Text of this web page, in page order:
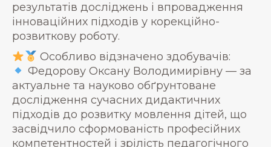
результатів досліджень і впровадження
інноваційних підходів у корекційно-
розвиткову роботу.
Особливо відзначено здобувачів:
Федорову Оксану Володимирівну — за
актуальне та науково обґрунтоване
дослідження сучасних дидактичних
підходів до розвитку мовлення дітей, що
засвідчило сформованість професійних
компетентностей і зрілість педагогічного